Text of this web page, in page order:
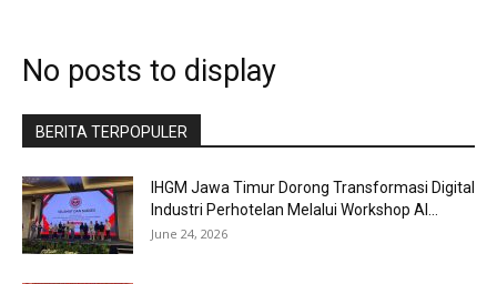
No posts to display
BERITA TERPOPULER
IHGM Jawa Timur Dorong Transformasi Digital
Industri Perhotelan Melalui Workshop AI...
June 24, 2026